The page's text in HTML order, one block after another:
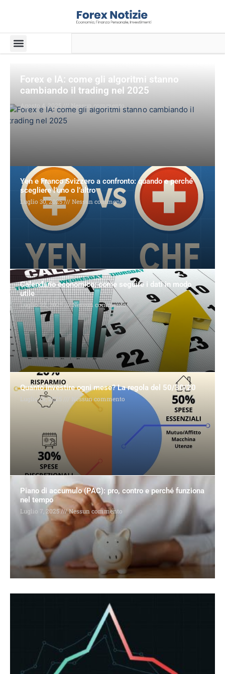
Forex e IA: come gli algoritmi stanno
cambiando il trading nel 2025
Agosto 4, 2025 Nessun commento
Yen e Franco Svizzero a confronto: quando e perché
scegliere l’uno o l’altro
Luglio 30, 2025 Nessun commento
Calendario economico: come seguire i dati in modo
utile
Luglio 22, 2025 Nessun commento
Quanto investire ogni mese? La regola del 50/30/20
Luglio 19, 2025 Nessun commento
Piano di accumulo (PAC): pro, contro e perché funziona
nel tempo
Luglio 7, 2025 Nessun commento